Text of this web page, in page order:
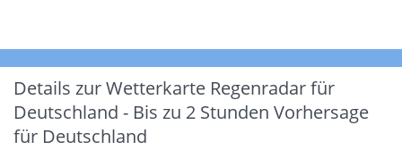
Details zur Wetterkarte Regenradar für
Deutschland - Bis zu 2 Stunden Vorhersage
für Deutschland